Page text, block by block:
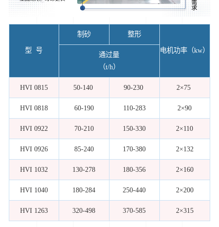
型 号
制砂 整形
电机功率（kw）
通过量
（t/h）
HVI 0815 50-140 90-230 2×75
HVI 0818 60-190 110-283 2×90
HVI 0922 70-210 150-330 2×110
HVI 0926 85-240 170-380 2×132
HVI 1032 130-278 180-356 2×160
HVI 1040 180-284 250-440 2×200
HVI 1263 320-498 370-585 2×315